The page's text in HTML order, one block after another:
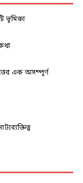
ভূমিকা
এক অসম্পূর্ণ